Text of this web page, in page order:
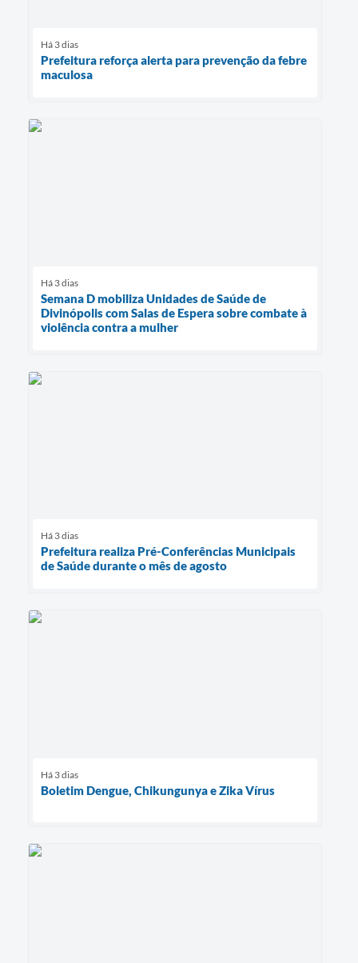
Há 3 dias
Prefeitura reforça alerta para prevenção da febre
maculosa
Há 3 dias
Semana D mobiliza Unidades de Saúde de
Divinópolis com Salas de Espera sobre combate à
violência contra a mulher
Há 3 dias
Prefeitura realiza Pré-Conferências Municipais
de Saúde durante o mês de agosto
Há 3 dias
Boletim Dengue, Chikungunya e Zika Vírus